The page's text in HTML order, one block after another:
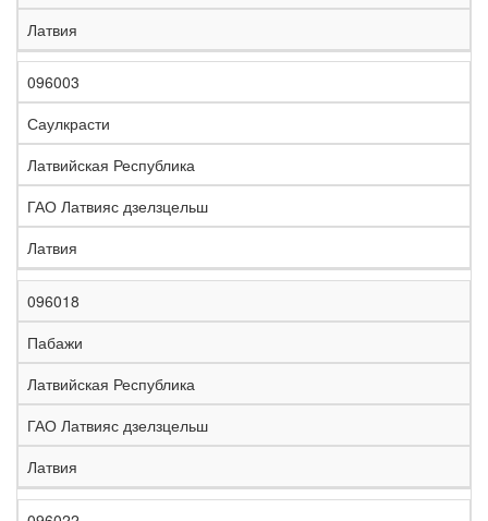
Латвия
096003
Саулкрасти
Латвийская Республика
ГАО Латвияс дзелзцельш
Латвия
096018
Пабажи
Латвийская Республика
ГАО Латвияс дзелзцельш
Латвия